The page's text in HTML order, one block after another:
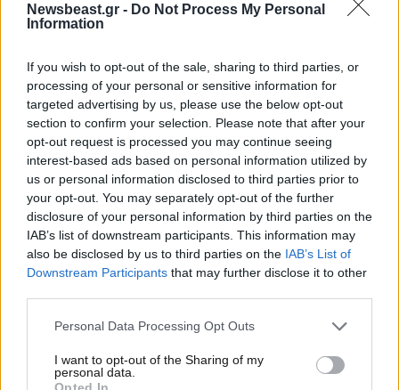
Newsbeast.gr - Do Not Process My Personal
Information
If you wish to opt-out of the sale, sharing to third parties, or
processing of your personal or sensitive information for
targeted advertising by us, please use the below opt-out
section to confirm your selection. Please note that after your
opt-out request is processed you may continue seeing
interest-based ads based on personal information utilized by
us or personal information disclosed to third parties prior to
your opt-out. You may separately opt-out of the further
disclosure of your personal information by third parties on the
IAB’s list of downstream participants. This information may
also be disclosed by us to third parties on the IAB’s List of
Downstream Participants that may further disclose it to other
Please note that this website/app uses one or more Google
not limited to your visit or usage behaviour. You may click to
grant or deny consent to Google and its third-party tags to
Personal Data Processing Opt Outs
I want to opt-out of the Sharing of my
personal data.
Opted In